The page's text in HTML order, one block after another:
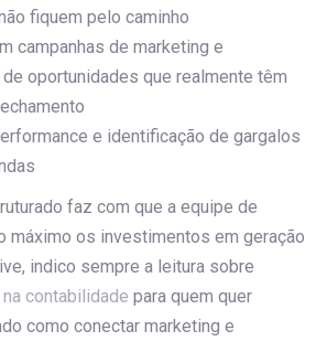
fiquem pelo caminho
campanhas de marketing e
oportunidades que realmente têm
e identificação de gargalos
faz com que a equipe de
máximo os investimentos em geração
indico sempre a leitura sobre
contabilidade para quem quer
como conectar marketing e